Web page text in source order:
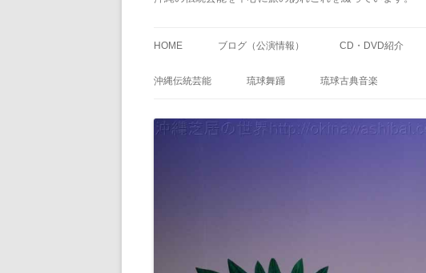
HOME ブログ（公演情報） CD・DVD紹介
沖縄伝統芸能 琉球舞踊 琉球古典音楽